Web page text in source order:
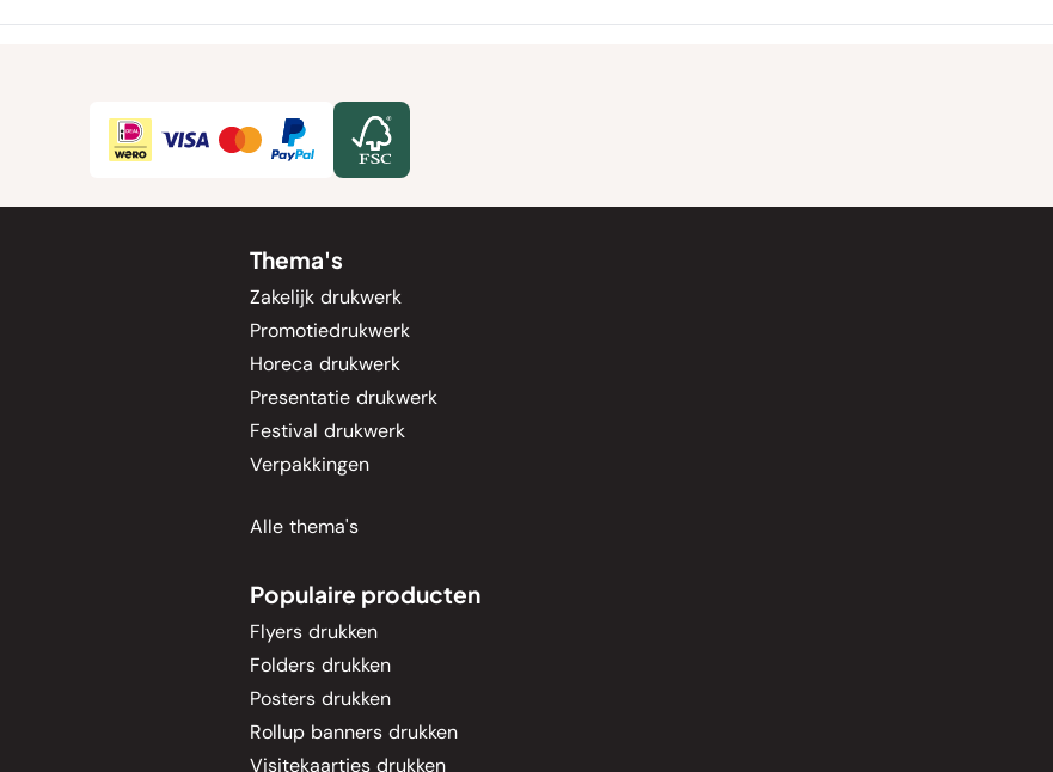
Thema's
Zakelijk drukwerk
Promotiedrukwerk
Horeca drukwerk
Presentatie drukwerk
Festival drukwerk
Verpakkingen
Alle thema's
Populaire producten
Flyers drukken
Folders drukken
Posters drukken
Rollup banners drukken
Visitekaartjes drukken